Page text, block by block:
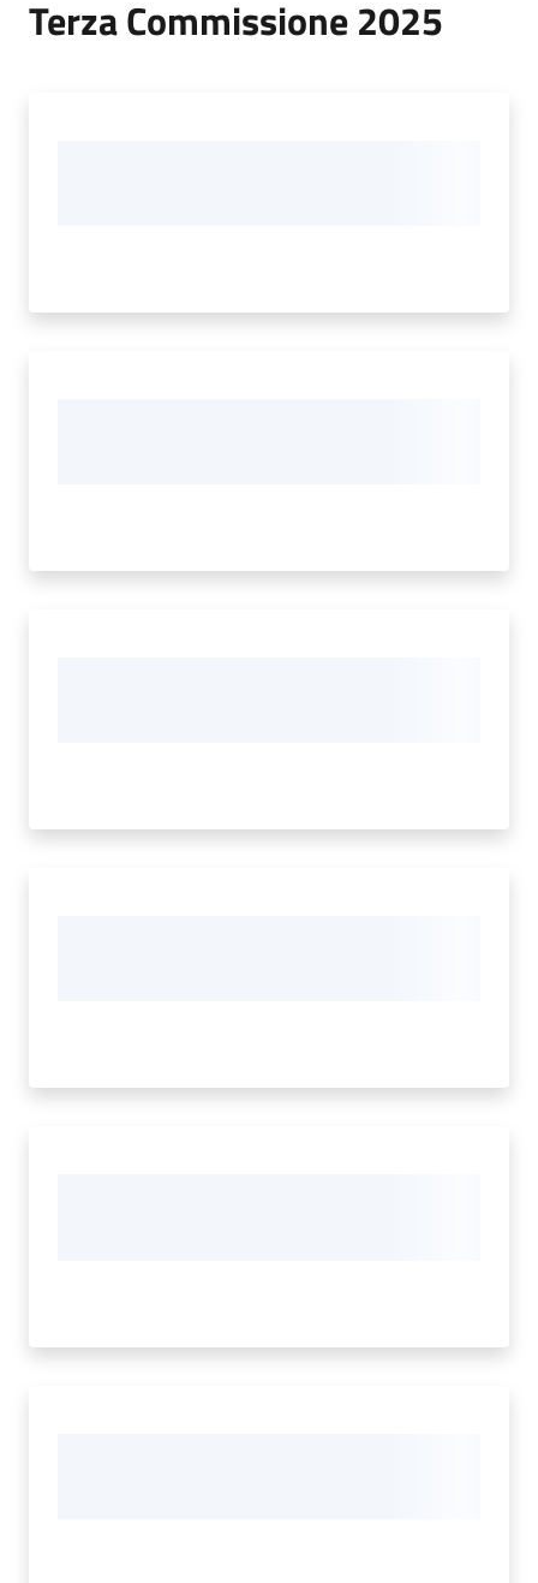
Terza Commissione 2025